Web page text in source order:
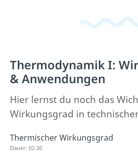
Thermodynamik I:
& Anwendungen
Hier lernst du noch das
Wirkungsgrad in
Thermischer Wirkungsgrad
Dauer: 02:30